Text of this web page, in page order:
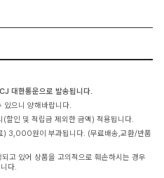
대한통운으로 발송됩니다.
있으니 양해바랍니다.
할인 및 적립금 제외한 금액) 적용됩니다.
) 3,000원이 부과됩니다. (무료배송,교환/반품
고 있어 상품을 고의적으로 훼손하시는 경우
다.